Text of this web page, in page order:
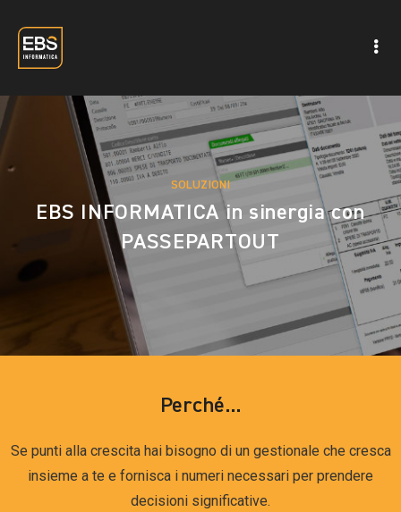
SOLUZIONI
EBS INFORMATICA in sinergia con
PASSEPARTOUT
Perché...
Se punti alla crescita hai bisogno di un gestionale che cresca
insieme a te e fornisca i numeri necessari per prendere
decisioni significative.